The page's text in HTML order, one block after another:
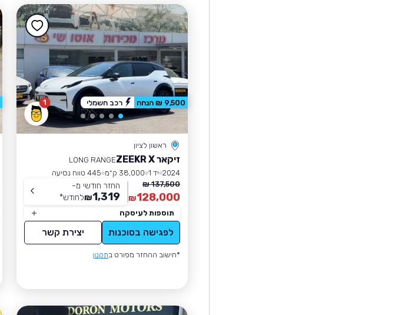
1
ראשון לציון
זיקאר ZEEKR X
LONG RANGE
2024 יד 1 38,000 ק״מ
445 טווח נסיעה
137,500 ₪
128,000
₪
החזר חודשי מ-
1,319
₪לחודש*
תוספות לעיסקה
לפגישה בסוכנות יצירת קשר
*חישוב ההחזר מפורט בתקנון
9,500 ₪ הנחה רכב חשמלי